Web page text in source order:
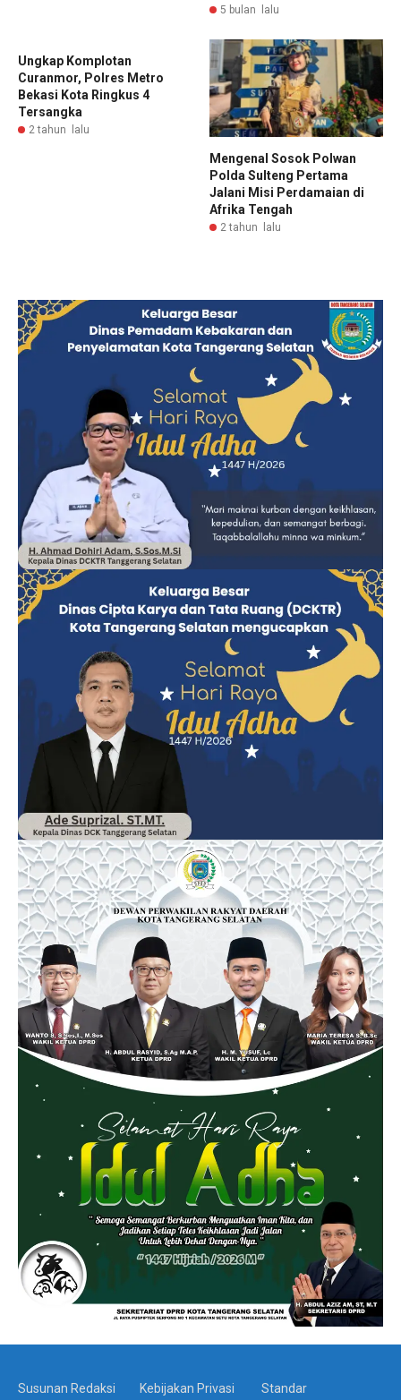
5 bulan lalu
Ungkap Komplotan
Curanmor, Polres Metro
Bekasi Kota Ringkus 4
Tersangka
2 tahun lalu
Mengenal Sosok Polwan
Polda Sulteng Pertama
Jalani Misi Perdamaian di
Afrika Tengah
2 tahun lalu
Susunan Redaksi Kebijakan Privasi
Standar